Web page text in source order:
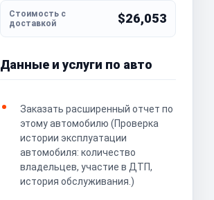
$26,053
Данные и услуги по авто
Заказать расширенный отчет по
этому автомобилю (Проверка
истории эксплуатации
автомобиля: количество
владельцев, участие в ДТП,
история обслуживания.)